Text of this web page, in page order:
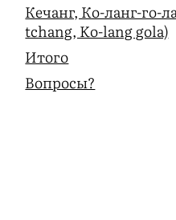
Кечанг, Ко-ланг-го-
tchang, Ko-lang gola)
Итого
Вопросы?